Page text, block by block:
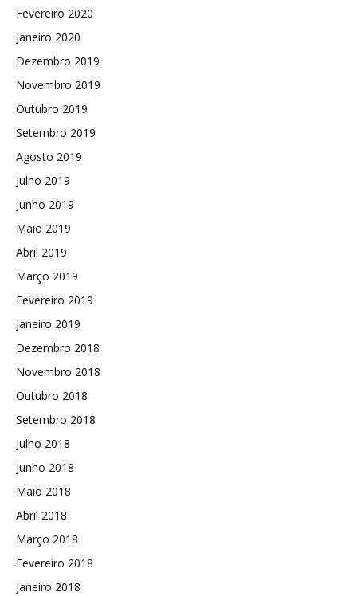
Fevereiro 2020
Janeiro 2020
Dezembro 2019
Novembro 2019
Outubro 2019
Setembro 2019
Agosto 2019
Julho 2019
Junho 2019
Maio 2019
Abril 2019
Março 2019
Fevereiro 2019
Janeiro 2019
Dezembro 2018
Novembro 2018
Outubro 2018
Setembro 2018
Julho 2018
Junho 2018
Maio 2018
Abril 2018
Março 2018
Fevereiro 2018
Janeiro 2018